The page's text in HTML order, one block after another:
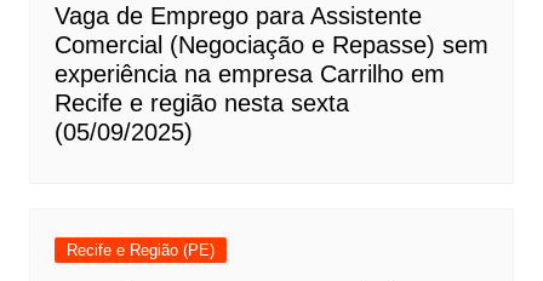
Vaga de Emprego para Assistente
Comercial (Negociação e Repasse) sem
experiência na empresa Carrilho em
Recife e região nesta sexta
(05/09/2025)
Recife e Região (PE)